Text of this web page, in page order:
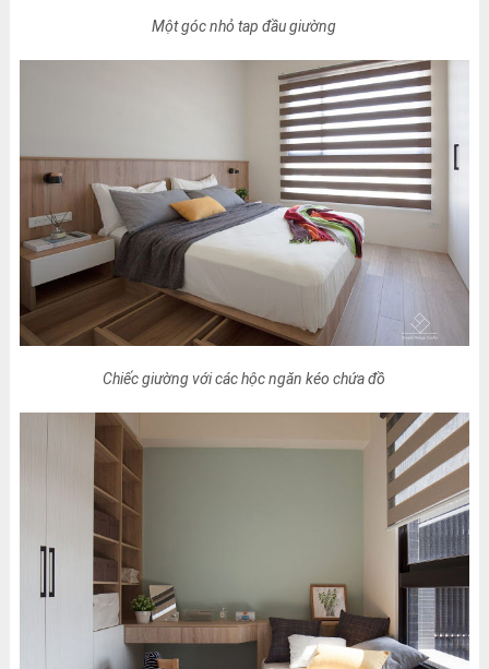
Một góc nhỏ tap đầu giường
Chiếc giường với các hộc ngăn kéo chứa đồ